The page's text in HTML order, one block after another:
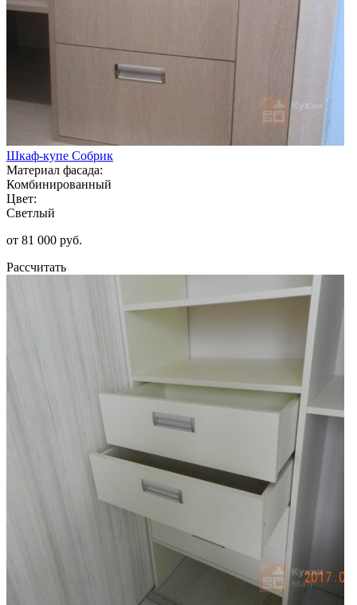
Шкаф-купе Собрик
Материал фасада:
Комбинированный
Цвет:
Светлый
от 81 000 руб.
Рассчитать